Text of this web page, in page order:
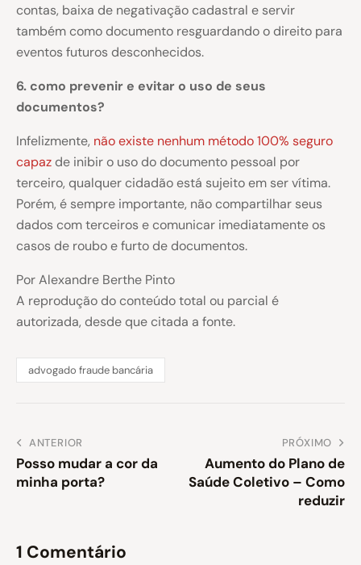
contas, baixa de negativação cadastral e servir
também como documento resguardando o direito para
eventos futuros desconhecidos.
6. como prevenir e evitar o uso de seus
documentos?
Infelizmente, não existe nenhum método 100% seguro
capazde inibir o uso do documento pessoal por
terceiro, qualquer cidadão está sujeito em ser vítima.
Porém, é sempre importante, não compartilhar seus
dados com terceiros e comunicar imediatamente os
casos de roubo e furto de documentos.
Por Alexandre Berthe Pinto
A reprodução do conteúdo total ou parcial é
autorizada, desde que citada a fonte.
advogado fraude bancária
ANTERIOR
Posso mudar a cor da
minha porta?
PRÓXIMO
Aumento do Plano de
Saúde Coletivo – Como
reduzir
1 Comentário